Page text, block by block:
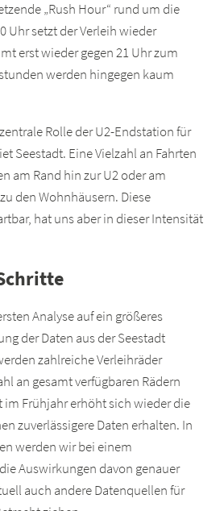
„Rush Hour“ rund um die
Uhr setzt der Verleih wieder
erst wieder gegen 21 Uhr zum
werden hingegen kaum
Rolle der U2-Endstation für
Seestadt. Eine Vielzahl an Fahrten
am Rand hin zur U2 oder am
den Wohnhäusern. Diese
hat uns aber in dieser Intensität
Analyse auf ein größeres
der Daten aus der Seestadt
zahlreiche Verleihräder
an gesamt verfügbaren Rädern
im Frühjahr erhöht sich wieder die
zuverlässigere Daten erhalten. In
werden wir bei einem
Auswirkungen davon genauer
auch andere Datenquellen für